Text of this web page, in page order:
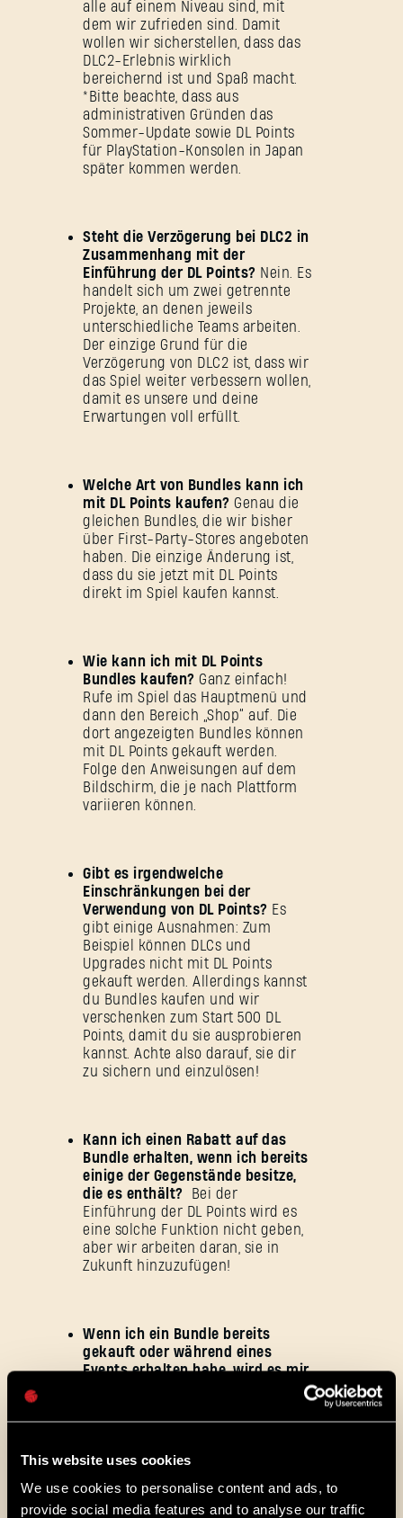
This website uses cookies
We use cookies to personalise content and ads, to
provide social media features and to analyse our traffic
alle auf einem Niveau sind, mit
dem wir zufrieden sind. Damit
wollen wir sicherstellen, dass das
DLC2-Erlebnis wirklich
bereichernd ist und Spaß macht.
*Bitte beachte, dass aus
administrativen Gründen das
Sommer-Update sowie DL Points
für PlayStation-Konsolen in Japan
später kommen werden.
Steht die Verzögerung bei DLC2 in
Zusammenhang mit der
Einführung der DL Points? Nein. Es
handelt sich um zwei getrennte
Projekte, an denen jeweils
unterschiedliche Teams arbeiten.
Der einzige Grund für die
Verzögerung von DLC2 ist, dass wir
das Spiel weiter verbessern wollen,
damit es unsere und deine
Erwartungen voll erfüllt.
Welche Art von Bundles kann ich
mit DL Points kaufen? Genau die
gleichen Bundles, die wir bisher
über First-Party-Stores angeboten
haben. Die einzige Änderung ist,
dass du sie jetzt mit DL Points
direkt im Spiel kaufen kannst.
Wie kann ich mit DL Points
Bundles kaufen? Ganz einfach!
Rufe im Spiel das Hauptmenü und
dann den Bereich „Shop“ auf. Die
dort angezeigten Bundles können
mit DL Points gekauft werden.
Folge den Anweisungen auf dem
Bildschirm, die je nach Plattform
variieren können.
Gibt es irgendwelche
Einschränkungen bei der
Verwendung von DL Points? Es
gibt einige Ausnahmen: Zum
Beispiel können DLCs und
Upgrades nicht mit DL Points
gekauft werden. Allerdings kannst
du Bundles kaufen und wir
verschenken zum Start 500 DL
Points, damit du sie ausprobieren
kannst. Achte also darauf, sie dir
zu sichern und einzulösen!
Kann ich einen Rabatt auf das
Bundle erhalten, wenn ich bereits
einige der Gegenstände besitze,
die es enthält? Bei der
Einführung der DL Points wird es
eine solche Funktion nicht geben,
aber wir arbeiten daran, sie in
Zukunft hinzuzufügen!
Wenn ich ein Bundle bereits
gekauft oder während eines
Events erhalten habe, wird es mir
dann als „gekauft“ angezeigt? Ich
Versehen etwas kaufen, das ich
angezeigt, dass du es bereits
versehentlich noch einmal kaufst.
ANMELDEN
Passwort